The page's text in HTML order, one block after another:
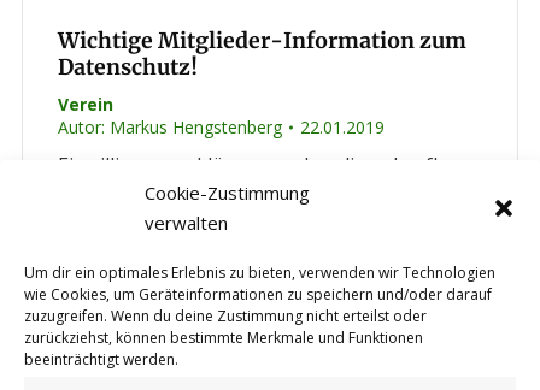
Cookie-Zustimmung
verwalten
Um dir ein optimales Erlebnis zu bieten, verwenden wir Technologien
wie Cookies, um Geräteinformationen zu speichern und/oder darauf
zuzugreifen. Wenn du deine Zustimmung nicht erteilst oder
zurückziehst, können bestimmte Merkmale und Funktionen
beeinträchtigt werden.
Wichtige Mitglieder-Information zum
Datenschutz!
Verein
Autor: Markus Hengstenberg 22.01.2019
Einwilligungserklärung auch online abrufbar
Auf Grund der neuen
Datenschutzgrundverordung sind wir
Einwilligungserklärung (PDF) zur Verarbeitung
seiner personenbezogenen Daten einzuholen
und diese aufzubewahren. Wir versuchen
gerade jedes Mitglied persönlich zu erreichen